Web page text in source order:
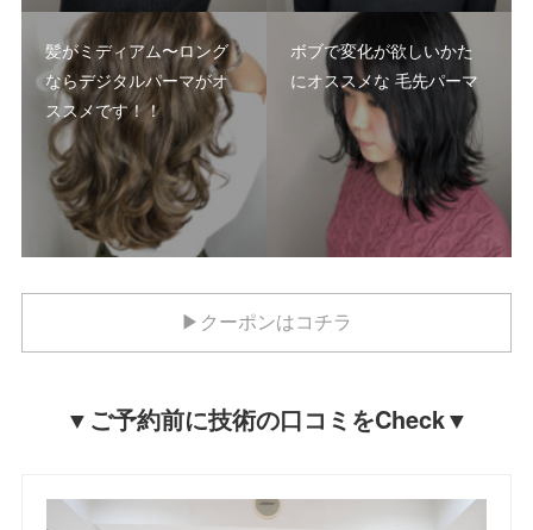
髪がミディアム〜ロング
ならデジタルパーマがオ
ススメです！！
ボブで変化が欲しいかた
にオススメな 毛先パーマ
▶クーポンはコチラ
▼ご予約前に技術の口コミをCheck▼